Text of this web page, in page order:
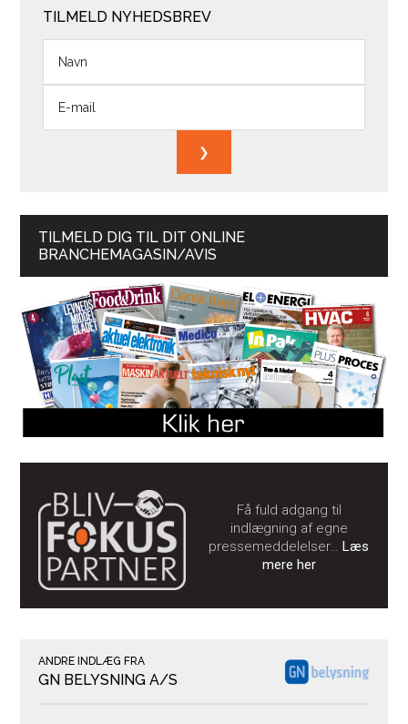
TILMELD NYHEDSBREV
TILMELD DIG TIL DIT ONLINE
BRANCHEMAGASIN/AVIS
Få fuld adgang til
indlægning af egne
pressemeddelelser…Læs
mere her
ANDRE INDLÆG FRA
GN BELYSNING A/S